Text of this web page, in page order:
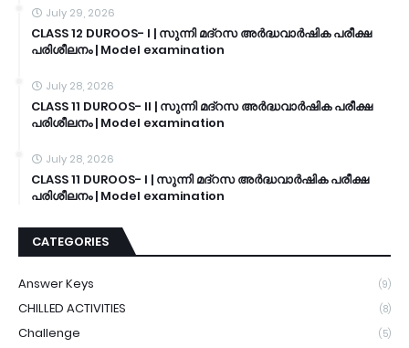
July 29, 2026
CLASS 12 DUROOS- I | സുന്നി മദ്റസ അർദ്ധവാർഷിക പരീക്ഷ
പരിശീലനം | Model examination
July 28, 2026
CLASS 11 DUROOS- II | സുന്നി മദ്റസ അർദ്ധവാർഷിക പരീക്ഷ
പരിശീലനം | Model examination
July 28, 2026
CLASS 11 DUROOS- I | സുന്നി മദ്റസ അർദ്ധവാർഷിക പരീക്ഷ
പരിശീലനം | Model examination
CATEGORIES
Answer Keys (9)
CHILLED ACTIVITIES (8)
Challenge (5)